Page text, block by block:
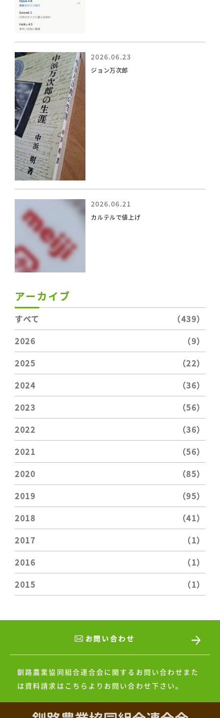
2026.06.23
ジョン万次郎
2026.06.21
カルテルで値上げ
アーカイブ
すべて
（439）
2026
（9）
2025
（22）
2024
（36）
2023
（56）
2022
（36）
2021
（56）
2020
（85）
2019
（95）
2018
（41）
2017
（1）
2016
（1）
2015
（1）
お問い合わせ
釧路農業協同組合連合会に関するお問い合わせまた
は資料請求はこちらよりお問い合わせ下さい。